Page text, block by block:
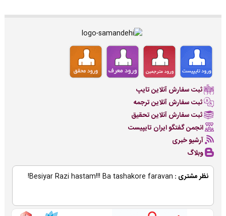
ثبت سفارش آنلاین تایپ
ثبت سفارش آنلاین ترجمه
ثبت سفارش آنلاین تحقیق
انجمن گفتگو ایران تایپیست
آرشیو خبری
وبلاگ
نظر مشتری : Besiyar Razi hastam!!! Ba tashakore faravan!